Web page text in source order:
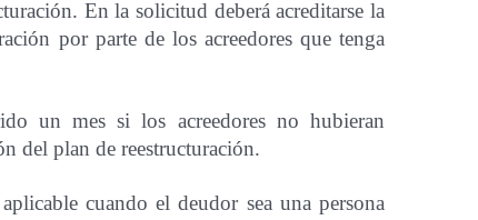
En la solicitud deberá acreditarse la
por parte de los acreedores que tenga
un mes si los acreedores no hubieran
del plan de reestructuración.
cuando el deudor sea una persona